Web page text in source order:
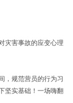
灾害事故的应变心理
，规范营员的行为习
坚实基础！一场嗨翻